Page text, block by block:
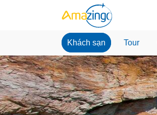
Khách sạn Tour